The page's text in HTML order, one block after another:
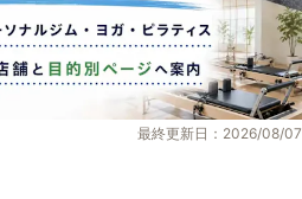
最終更新日：2026/08/07